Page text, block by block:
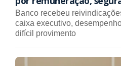
Banco recebeu
caixa executivo,
difícil provimento